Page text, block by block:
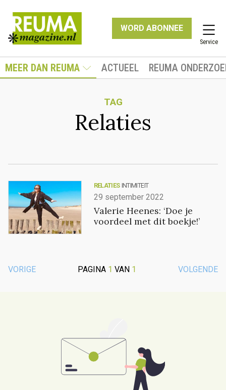
WORD ABONNEE
Service
MEER DAN REUMA ACTUEEL REUMA
TAG
Relaties
RELATIES INTIMITEIT
29 september 2022
Valerie Heenes: ‘Doe je
voordeel met dit boekje!’
VORIGE PAGINA 1 VAN 1 VOLGENDE